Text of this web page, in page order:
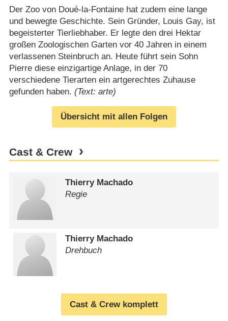
Der Zoo von Doué-la-Fontaine hat zudem eine lange
und bewegte Geschichte. Sein Gründer, Louis Gay, ist
begeisterter Tierliebhaber. Er legte den drei Hektar
großen Zoologischen Garten vor 40 Jahren in einem
verlassenen Steinbruch an. Heute führt sein Sohn
Pierre diese einzigartige Anlage, in der 70
verschiedene Tierarten ein artgerechtes Zuhause
gefunden haben. (Text: arte)
Übersicht mit allen Folgen
Cast & Crew
Thierry Machado
Regie
Thierry Machado
Drehbuch
Cast & Crew komplett